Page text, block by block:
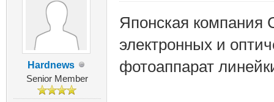
Hardnews
Senior Member
Японская компания
электронных и
фотоаппарат